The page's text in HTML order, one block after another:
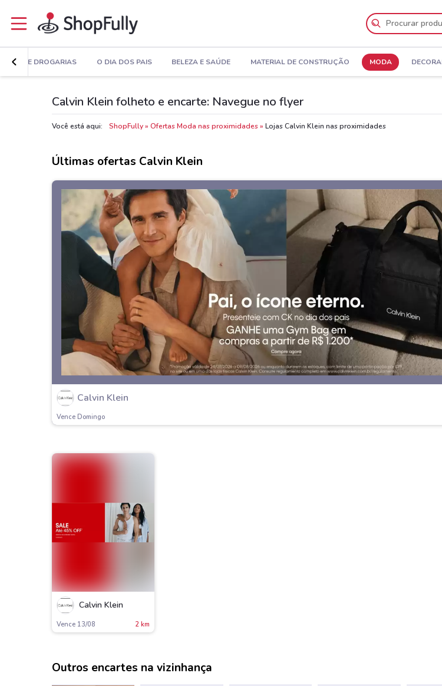
E DROGARIAS O DIA DOS PAIS BELEZA E SAÚDE MATERIAL DE CONSTRUÇÃO MODA
Calvin Klein folheto e encarte: Navegue no flyer
Você está aqui: ShopFully Ofertas Moda nas proximidades Lojas Calvin Klein nas proximidades
Últimas ofertas Calvin Klein
Calvin Klein
Vence Domingo
Calvin Klein
Vence 13/08 2 km
Outros encartes na vizinhança